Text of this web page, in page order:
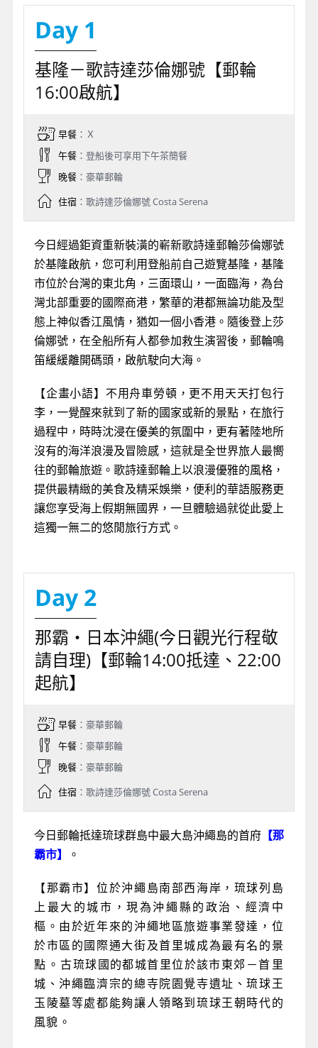
Day 1
基隆－歌詩達莎倫娜號【郵輪
16:00啟航】
早餐：Ｘ
午餐：登船後可享用下午茶簡餐
晚餐：豪華郵輪
住宿：歌詩達莎倫娜號 Costa Serena
今日經過鉅資重新裝潢的嶄新歌詩達郵輪莎倫娜號
於基隆啟航，您可利用登船前自己遊覽基隆，基隆
市位於台灣的東北角，三面環山，一面臨海，為台
灣北部重要的國際商港，繁華的港都無論功能及型
態上神似香江風情，猶如一個小香港。隨後登上莎
倫娜號，在全船所有人都參加救生演習後，郵輪鳴
笛緩緩離開碼頭，啟航駛向大海。
【企畫小語】不用舟車勞頓，更不用天天打包行
李，一覺醒來就到了新的國家或新的景點，在旅行
過程中，時時沈浸在優美的氛圍中，更有著陸地所
沒有的海洋浪漫及冒險感，這就是全世界旅人最嚮
往的郵輪旅遊。歌詩達郵輪上以浪漫優雅的風格，
提供最精緻的美食及精采娛樂，便利的華語服務更
讓您享受海上假期無國界，一旦體驗過就從此愛上
這獨一無二的悠閒旅行方式。
Day 2
那霸‧日本沖繩(今日觀光行程敬
請自理)【郵輪14:00抵達、22:00
起航】
早餐：豪華郵輪
午餐：豪華郵輪
晚餐：豪華郵輪
住宿：歌詩達莎倫娜號 Costa Serena
今日郵輪抵達琉球群島中最大島沖繩島的首府 【那
霸市】
。
【那霸市】位於沖繩島南部西海岸，琉球列島
上最大的城市，現為沖繩縣的政治、經濟中
樞。由於近年來的沖繩地區旅遊事業發達，位
於市區的國際通大街及首里城成為最有名的景
點。古琉球國的都城首里位於該市東郊－首里
城、沖繩臨濟宗的總寺院園覺寺遺址、琉球王
玉陵墓等處都能夠讓人領略到琉球王朝時代的
風貌。